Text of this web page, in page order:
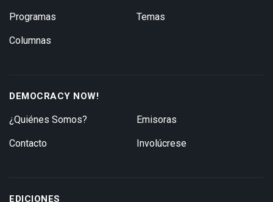
Programas
Columnas
Temas
DEMOCRACY NOW!
¿Quiénes Somos?
Contacto
Emisoras
Involúcrese
EDICIONES